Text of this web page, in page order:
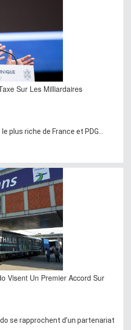
Sur Les Milliardaires
plus riche de France et PDG...
Visent Un Premier Accord Sur
se rapprochent d’un partenariat